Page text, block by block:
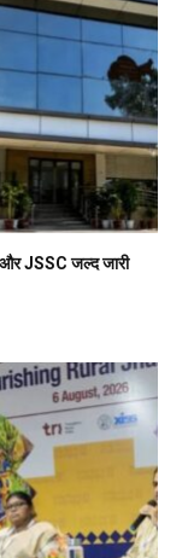
JSSC जल्द जारी